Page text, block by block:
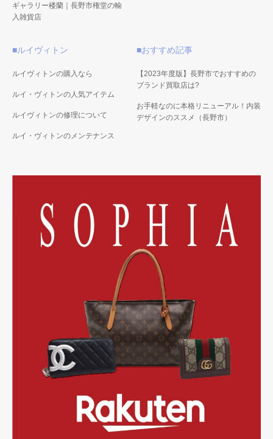
ギャラリー楼蘭｜長野市権堂の輸
入雑貨店
■ルイヴィトン
ルイヴィトンの購入なら
ルイ・ヴィトンの人気アイテム
ルイヴィトンの修理について
ルイ・ヴィトンのメンテナンス
■おすすめ記事
【2023年度版】長野市でおすすめの
ブランド買取店は?
お手軽なのに本格リニューアル！内装
デザインのススメ（長野市）